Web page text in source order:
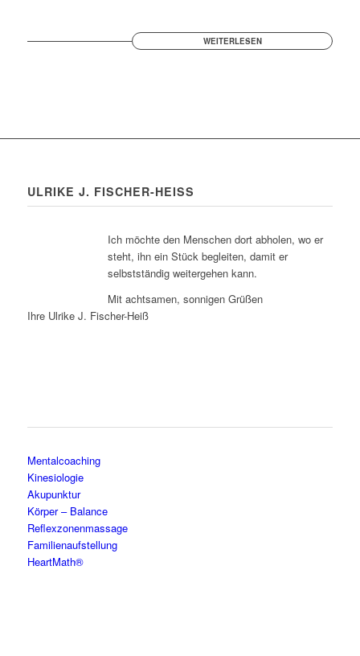
WEITERLESEN
ULRIKE J. FISCHER-HEISS
Ich möchte den Menschen dort abholen, wo er
steht, ihn ein Stück begleiten, damit er
selbstständig weitergehen kann.
Mit achtsamen, sonnigen Grüßen
Ihre Ulrike J. Fischer-Heiß
Mentalcoaching
Kinesiologie
Akupunktur
Körper – Balance
Reflexzonenmassage
Familienaufstellung
HeartMath®